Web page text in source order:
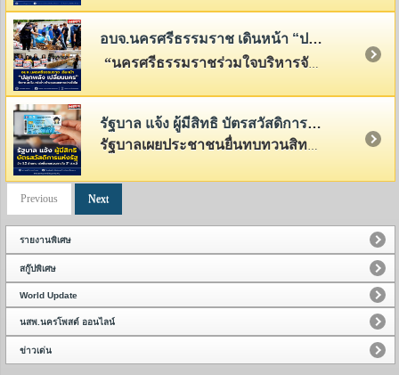
อบจ.นครศรีธรรมราช เดินหน้า “ปลุกพลัง เปลี่ยนนคร” จัดการขยะในแหล่งน้ำ สร้างชุมชนสะอาดอย่างยั่งยืน
“นครศรีธรรมราชร่วมใจบริหารจัดการขยะอย่างยั่งยืน (ปลุกพลัง เปลี่ยนนคร)”
รัฐบาล แจ้ง ผู้มีสิทธิ บัตรสวัสดิการแห่งรัฐ อีก 5.2 ล้านคน เร่งยื่นทบทวนภายใน 31 ส.ค.นี้
รัฐบาลเผยประชาชนยื่นทบทวนสิทธิบัตรสวัสดิการแห่งรัฐแล้วกว่า 4 ล้านคน เร่งผู้มีสิทธิอีก 5.2 ล้านคน ดำเนินการภายใน 31 ส.ค.นี้
Previous Next
รายงานพิเศษ
สกู๊ปพิเศษ
World Update
นสพ.นครโพสต์ ออนไลน์
ข่าวเด่น